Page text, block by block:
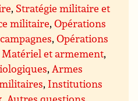
, Stratégie militaire et
militaire,Opérations
,Opérations
Matériel et armement,
,Armes
, Institutions